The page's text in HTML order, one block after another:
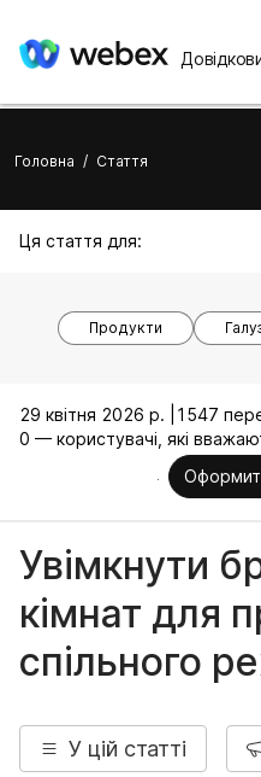
Головна / Стаття
Ця стаття для:
Продукти
29 квітня 2026 р. |
1547
0 — користувачі, які
Увімкнути
кімнат для
спільного
У цій статті